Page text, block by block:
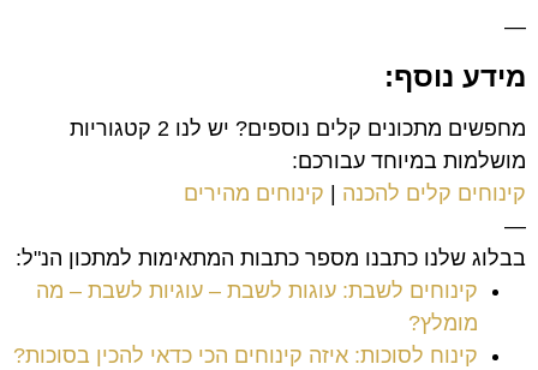
—
מידע נוסף:
מחפשים מתכונים קלים נוספים? יש לנו 2 קטגוריות
מושלמות במיוחד עבורכם:
קינוחים קלים להכנה
קינוחים מהירים
—
בבלוג שלנו כתבנו מספר כתבות המתאימות למתכון הנ"ל:
קינוחים לשבת: עוגות לשבת – עוגיות לשבת – מה
מומלץ?
קינוח לסוכות: איזה קינוחים הכי כדאי להכין בסוכות?